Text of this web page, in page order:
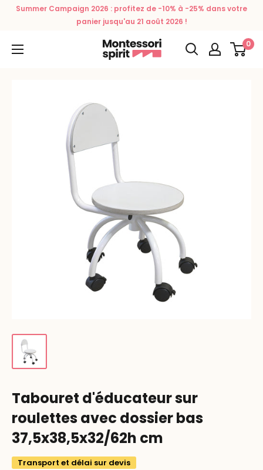
PasserSummer Campaign 2026 : profitez de -10% à -25% dans votre
panier jusqu'au 21 août 2026 !
Montessori
Spirit
0
Tabouret d'éducateur sur
roulettes avec dossier bas
37,5x38,5x32/62h cm
Transport et délai sur devis